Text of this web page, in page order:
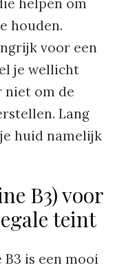
houden.
voor een
je wellicht
niet om de
Lang
huid namelijk
B3) voor
teint
is een mooi